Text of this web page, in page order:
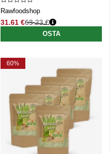
Rawfoodshop
31.61 €
Normaali hinta
63.23 €
OSTA
60%